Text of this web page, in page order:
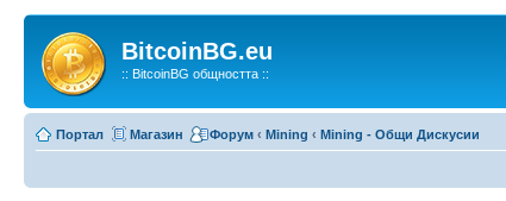
BitcoinBG.eu
:: BitcoinBG общността ::
Портал Магазин Форум ‹ Mining ‹ Mining - Общи Дискусии